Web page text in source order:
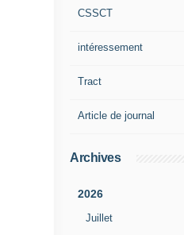
CSSCT
intéressement
Tract
Article de journal
Archives
2026
Juillet